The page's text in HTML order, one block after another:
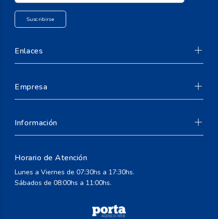
Enlaces
Empresa
Información
Horario de Atención
Lunes a Viernes de 07:30hs a 17:30hs.
Sábados de 08:00hs a 11:00hs.